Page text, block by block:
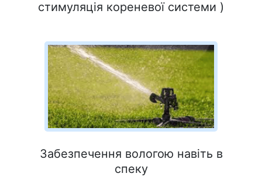
стимуляція кореневої системи )
Забезпечення вологою навіть в
спеку